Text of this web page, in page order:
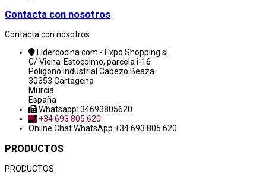
Contacta con nosotros
Contacta con nosotros
Lidercocina.com - Expo Shopping sl
C/ Viena-Estocolmo, parcela i-16
Poligono industrial Cabezo Beaza
30353 Cartagena
Murcia
España
Whatsapp: 34693805620
+34 693 805 620
Online ChatWhatsApp +34 693 805 620
PRODUCTOS
PRODUCTOS